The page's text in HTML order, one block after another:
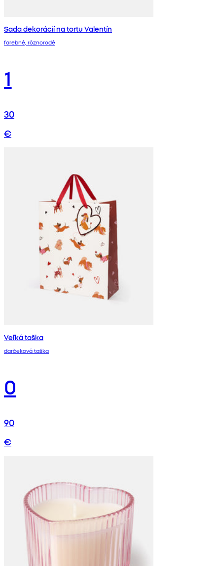
Sada dekorácií na tortu Valentín
farebné, rôznorodé
1
30
€
Veľká taška
darčeková taška
0
90
€